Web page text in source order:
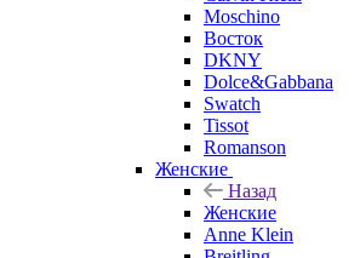
Moschino
Восток
DKNY
Dolce&Gabbana
Swatch
Tissot
Romanson
Женские
Назад
Женские
Anne Klein